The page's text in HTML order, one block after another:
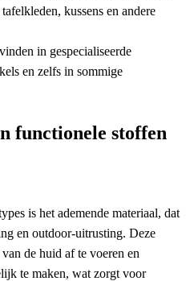
kussens en andere
in gespecialiseerde
en zelfs in sommige
functionele stoffen
is het ademende materiaal, dat
en outdoor-uitrusting. Deze
de huid af te voeren en
te maken, wat zorgt voor